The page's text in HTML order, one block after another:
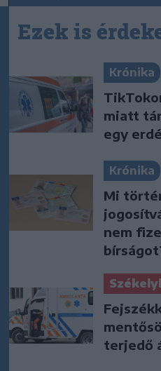
Ezek is
Krónika
miatt
egy
Krónika
Mi
nem
terjedő